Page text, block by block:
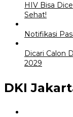
HIV Bisa
Sehat!
Notifikasi
Dicari Calon
2029
DKI